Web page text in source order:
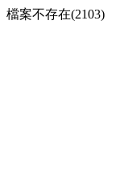
檔案不存在(2103)